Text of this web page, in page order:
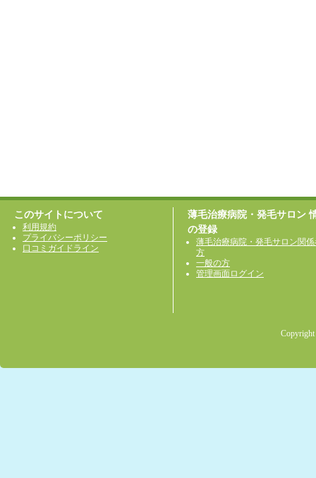
このサイトについて
利用規約
プライバシーポリシー
口コミガイドライン
薄毛治療病院・発毛サロン
の登録
薄毛治療病院・発毛サロン関
方
一般の方
管理画面ログイン
Copyright